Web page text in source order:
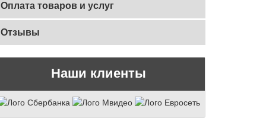
Оплата товаров и услуг
Отзывы
Наши клиенты